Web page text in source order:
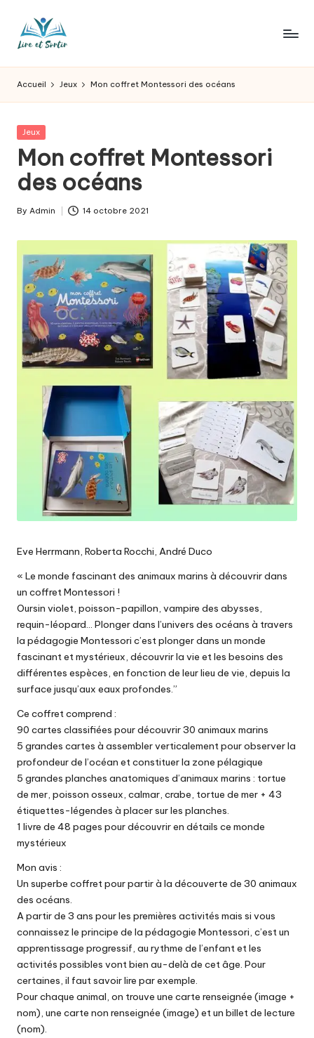
L
ir
e
e
t
s
o
r
t
ir
pour
les
goûts,
des
sorties
pour
Accueil Jeux Mon coffret Montessori des océans
Posted
Jeux
Mon coffret Montessori
des océans
Posted
By Admin 14 octobre 2021
Eve Herrmann, Roberta Rocchi, André Duco
« Le monde fascinant des animaux marins à découvrir dans
un coffret Montessori !
Oursin violet, poisson-papillon, vampire des abysses,
requin-léopard… Plonger dans l’univers des océans à travers
la pédagogie Montessori c’est plonger dans un monde
fascinant et mystérieux, découvrir la vie et les besoins des
différentes espèces, en fonction de leur lieu de vie, depuis la
surface jusqu’aux eaux profondes.”
Ce coffret comprend :
90 cartes classifiées pour découvrir 30 animaux marins
5 grandes cartes à assembler verticalement pour observer la
profondeur de l’océan et constituer la zone pélagique
5 grandes planches anatomiques d’animaux marins : tortue
de mer, poisson osseux, calmar, crabe, tortue de mer + 43
étiquettes-légendes à placer sur les planches.
1 livre de 48 pages pour découvrir en détails ce monde
mystérieux
Mon avis :
Un superbe coffret pour partir à la découverte de 30 animaux
des océans.
A partir de 3 ans pour les premières activités mais si vous
connaissez le principe de la pédagogie Montessori, c’est un
apprentissage progressif, au rythme de l’enfant et les
activités possibles vont bien au-delà de cet âge. Pour
certaines, il faut savoir lire par exemple.
Pour chaque animal, on trouve une carte renseignée (image +
nom), une carte non renseignée (image) et un billet de lecture
(nom).